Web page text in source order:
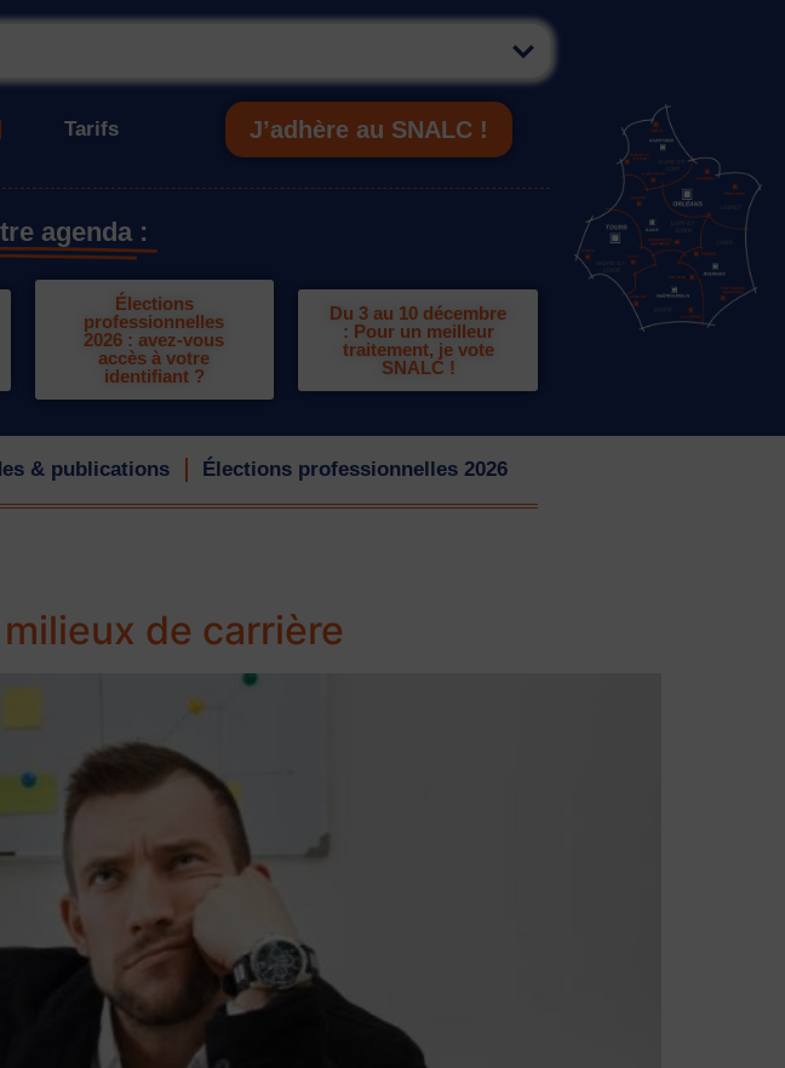
Tarifs J’adhère au SNALC !
agenda :
Élections
professionnelles
2026 : avez-vous
accès à votre
identifiant ?
Du 3 au 10 décembre
: Pour un meilleur
traitement, je vote
SNALC !
& publications Élections professionnelles 2026
de carrière